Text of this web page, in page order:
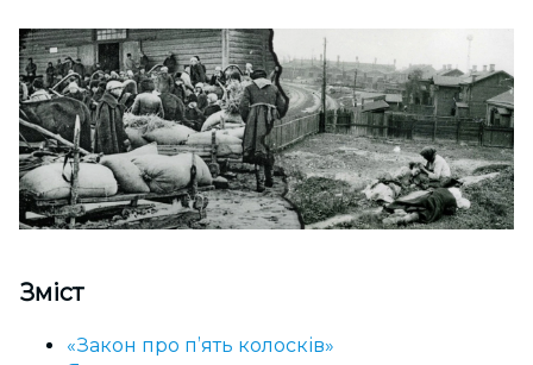
Зміст
«Закон про п’ять колосків»